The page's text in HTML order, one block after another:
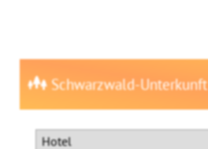
Schwarzwald-Unterkunft